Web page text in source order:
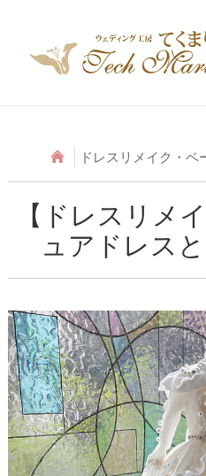
ドレスリメイク・ベ
【ドレスリメイク】アシ
レス
【ドレスリメイク】ふわふ
ス
【ドレスリメイク】ストラ
レス
【ドレスリメイク】フラワ
【ドレスリメ
ュアドレス